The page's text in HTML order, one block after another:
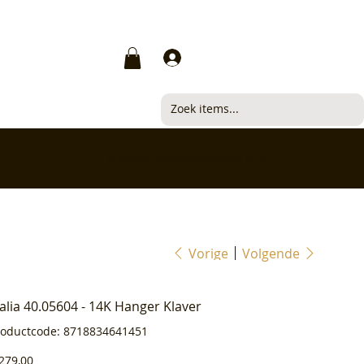
Vorige Volgende
40.05604 - 14K Hanger Klaver
Productcode
8718834641451
8718834641451